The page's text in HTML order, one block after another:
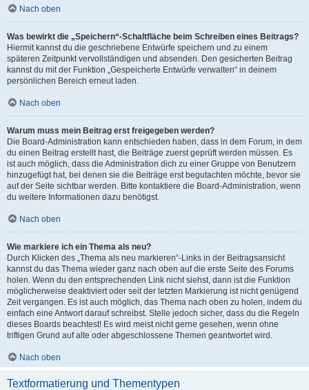
Nach oben
Was bewirkt die „Speichern“-Schaltfläche beim Schreiben eines Beitrags?
Hiermit kannst du die geschriebene Entwürfe speichern und zu einem
späteren Zeitpunkt vervollständigen und absenden. Den gesicherten Beitrag
kannst du mit der Funktion „Gespeicherte Entwürfe verwalten“ in deinem
persönlichen Bereich erneut laden.
Nach oben
Warum muss mein Beitrag erst freigegeben werden?
Die Board-Administration kann entschieden haben, dass in dem Forum, in dem
du einen Beitrag erstellt hast, die Beiträge zuerst geprüft werden müssen. Es
ist auch möglich, dass die Administration dich zu einer Gruppe von Benutzern
hinzugefügt hat, bei denen sie die Beiträge erst begutachten möchte, bevor sie
auf der Seite sichtbar werden. Bitte kontaktiere die Board-Administration, wenn
du weitere Informationen dazu benötigst.
Nach oben
Wie markiere ich ein Thema als neu?
Durch Klicken des „Thema als neu markieren“-Links in der Beitragsansicht
kannst du das Thema wieder ganz nach oben auf die erste Seite des Forums
holen. Wenn du den entsprechenden Link nicht siehst, dann ist die Funktion
möglicherweise deaktiviert oder seit der letzten Markierung ist nicht genügend
Zeit vergangen. Es ist auch möglich, das Thema nach oben zu holen, indem du
einfach eine Antwort darauf schreibst. Stelle jedoch sicher, dass du die Regeln
dieses Boards beachtest! Es wird meist nicht gerne gesehen, wenn ohne
triftigen Grund auf alte oder abgeschlossene Themen geantwortet wird.
Nach oben
Textformatierung und Thementypen